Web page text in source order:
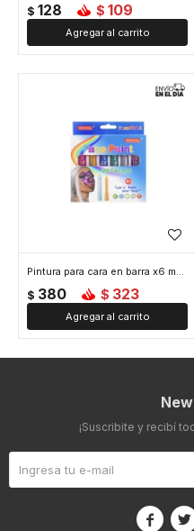
$ 128 $ 109
Pintura para cara en barra x6 metalizada
$ 380 $ 323
¡Suscribite y recibí
 